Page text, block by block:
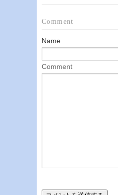
Comment
Name
Comment